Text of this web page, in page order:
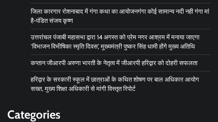
जिला कारगार रोशनाबाद में गंगा कथा का आयोजनगंगा कोई सामान्य नदी नही गंगा मां
है-पंडित संजय कृष्ण
उत्तरांचल पंजाबी महासभा द्वारा 14 अगस्त को प्रेम नगर आश्रम में मनाया जाएगा
‘विभाजन विभीषिका स्मृति दिवस’, मुख्यमंत्री पुष्कर सिंह धामी होंगे मुख्य अतिथि
कप्तान जीआरपी अरुणा भारती के नेतृत्व में जीआरपी हरिद्वार को दोहरी सफलता
हरिद्वार के सरकारी स्कूल में छात्राओं के कथित शोषण पर बाल अधिकार आयोग
सख्त, मुख्य शिक्षा अधिकारी से मांगी विस्तृत रिपोर्ट
Categories